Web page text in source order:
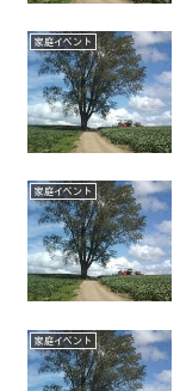
家庭イベント
家庭イベント
家庭イベント